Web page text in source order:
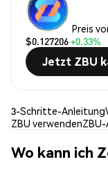
Preis
$0.127206+0.33%
Jetzt ZBU
3-Schritte-Anleitung
ZBU verwendenZBU-
Wo kann ich